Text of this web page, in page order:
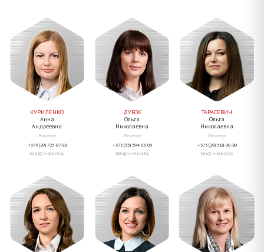
КУРИЛЕНКО
Анна
Андреевна
Риэлтер
+375 (29) 725-07-98
kaa@a-brest.by
ДУБОК
Ольга
Николаевна
Риэлтер
+375 (33) 394-03-05
don@a-brest.by
ТАРАСЕВИЧ
Ольга
Николаевна
Риэлтер
+375 (29) 518-00-80
ton@a-brest.by